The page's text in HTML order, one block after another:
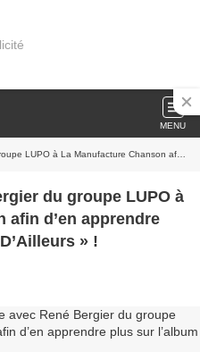
MENU
Chanson afin d’en apprendre plus sur l’album « Nuits D’Ailleurs » !
du groupe LUPO à
afin d’en apprendre
» !